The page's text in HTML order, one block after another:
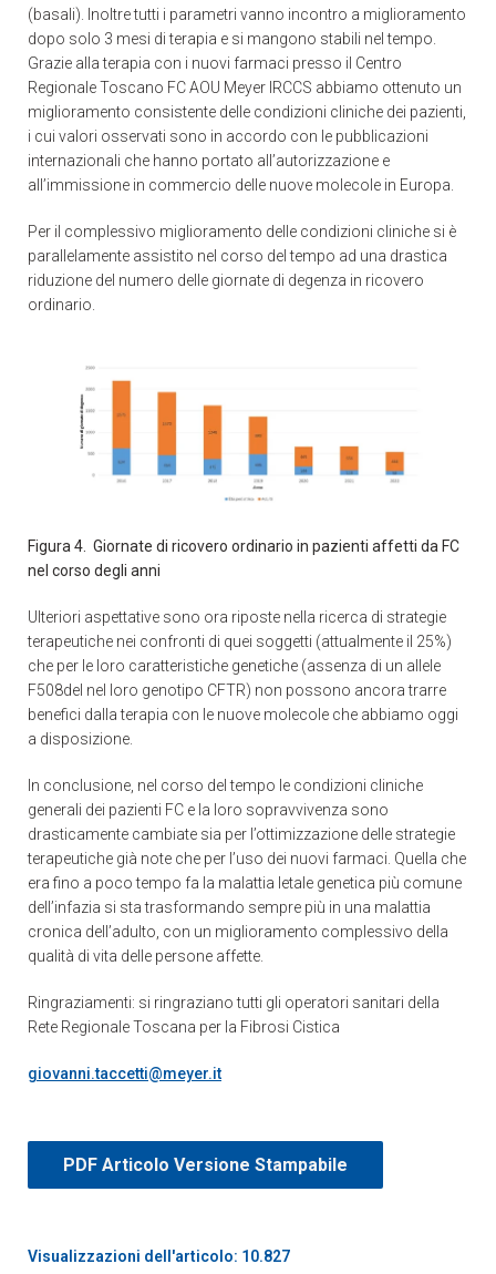
(basali). Inoltre tutti i parametri vanno incontro a miglioramento
dopo solo 3 mesi di terapia e si mangono stabili nel tempo.
Grazie alla terapia con i nuovi farmaci presso il Centro
Regionale Toscano FC AOU Meyer IRCCS abbiamo ottenuto un
miglioramento consistente delle condizioni cliniche dei pazienti,
i cui valori osservati sono in accordo con le pubblicazioni
internazionali che hanno portato all’autorizzazione e
all’immissione in commercio delle nuove molecole in Europa.
Per il complessivo miglioramento delle condizioni cliniche si è
parallelamente assistito nel corso del tempo ad una drastica
riduzione del numero delle giornate di degenza in ricovero
ordinario.
Figura 4. Giornate di ricovero ordinario in pazienti affetti da FC
nel corso degli anni
Ulteriori aspettative sono ora riposte nella ricerca di strategie
terapeutiche nei confronti di quei soggetti (attualmente il 25%)
che per le loro caratteristiche genetiche (assenza di un allele
F508del nel loro genotipo CFTR) non possono ancora trarre
benefici dalla terapia con le nuove molecole che abbiamo oggi
a disposizione.
In conclusione, nel corso del tempo le condizioni cliniche
generali dei pazienti FC e la loro sopravvivenza sono
drasticamente cambiate sia per l’ottimizzazione delle strategie
terapeutiche già note che per l’uso dei nuovi farmaci. Quella che
era fino a poco tempo fa la malattia letale genetica più comune
dell’infazia si sta trasformando sempre più in una malattia
cronica dell’adulto, con un miglioramento complessivo della
qualità di vita delle persone affette.
Ringraziamenti: si ringraziano tutti gli operatori sanitari della
Rete Regionale Toscana per la Fibrosi Cistica
giovanni.taccetti@meyer.it
PDF Articolo Versione Stampabile
Visualizzazioni dell'articolo: 10.827